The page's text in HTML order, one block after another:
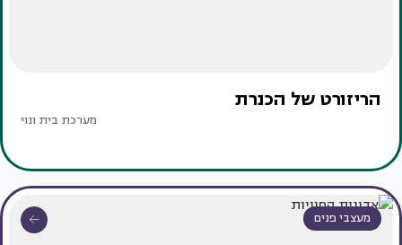
הריזורט של הכנרת
מערכת בית ונוי
מעצבי פנים